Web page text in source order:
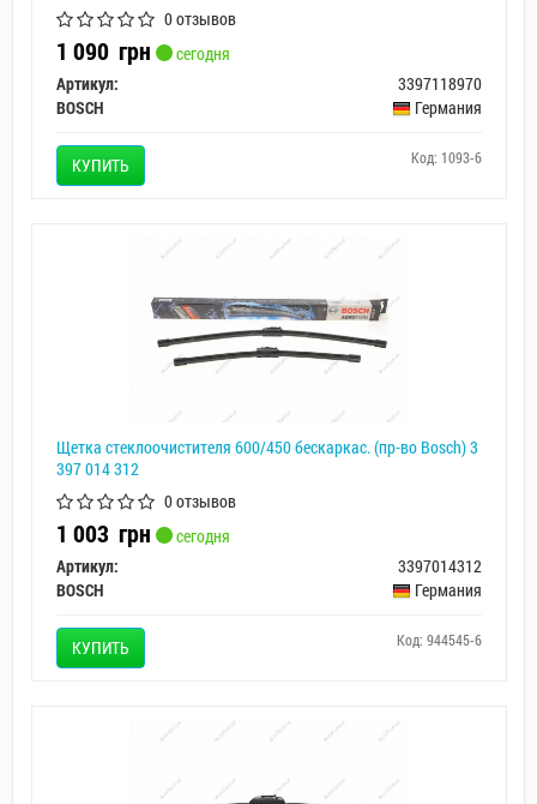
0 отзывов
1 090 грн
сегодня
Артикул:
3397118970
BOSCH
Германия
КУПИТЬ Код: 1093-6
Щетка стеклоочистителя 600/450 бескаркас. (пр-во Bosch) 3
397 014 312
0 отзывов
1 003 грн
сегодня
Артикул:
3397014312
BOSCH
Германия
КУПИТЬ Код: 944545-6